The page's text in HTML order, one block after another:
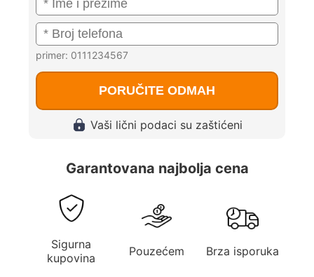
primer: 0111234567
PORUČITE ODMAH
Vaši lični podaci su zaštićeni
Garantovana najbolja cena
Sigurna
kupovina
Pouzećem Brza isporuka